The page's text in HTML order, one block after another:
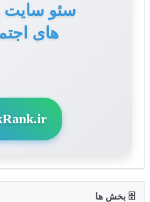
سئو سایت
های
🗄 بخش ها